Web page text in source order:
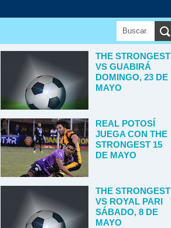
THE STRONGEST
VS GUABIRÁ
DOMINGO, 23 DE
MAYO
REAL POTOSÍ
JUEGA CON THE
STRONGEST 15
DE MAYO
THE STRONGEST
VS ROYAL PARI
SÁBADO, 8 DE
MAYO